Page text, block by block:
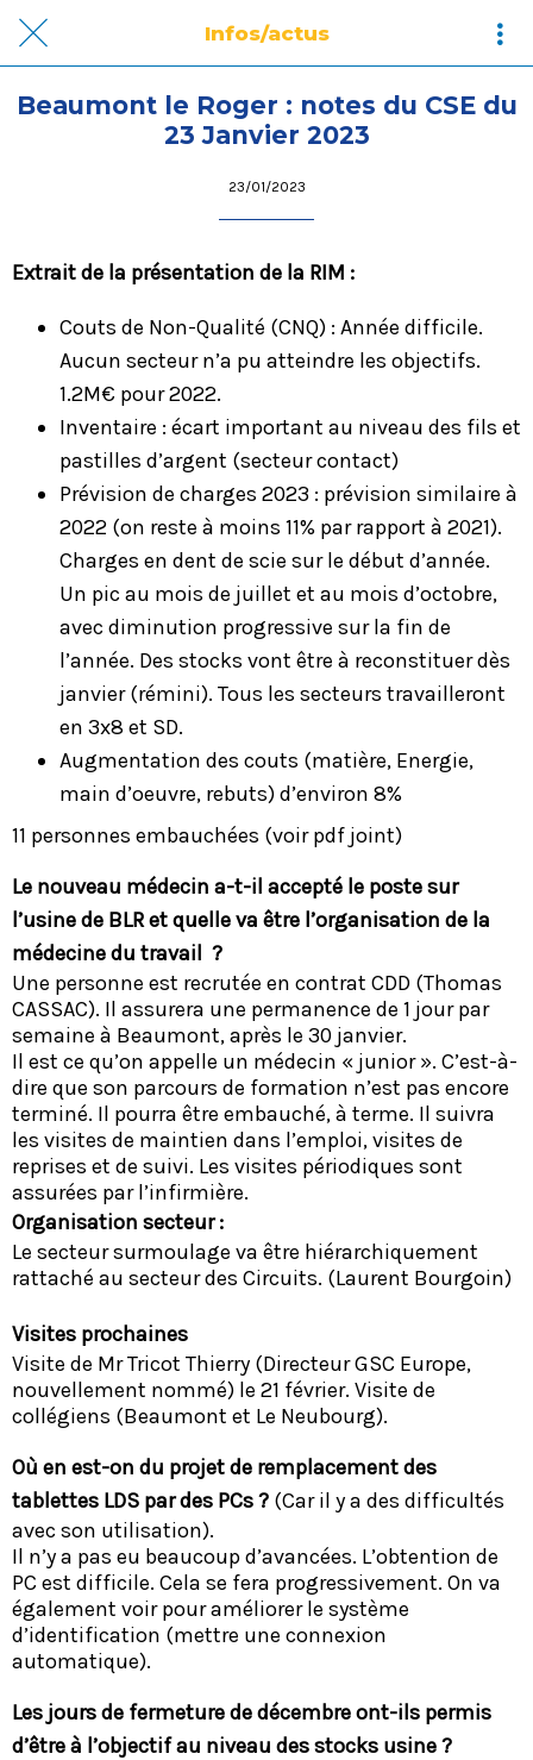
Infos/actus
Beaumont le Roger : notes du CSE du
23 Janvier 2023
23/01/2023
Extrait de la présentation de la RIM :
Couts de Non-Qualité (CNQ) : Année difficile.
Aucun secteur n’a pu atteindre les objectifs.
1.2M€ pour 2022.
Inventaire : écart important au niveau des fils et
pastilles d’argent (secteur contact)
Prévision de charges 2023 : prévision similaire à
2022 (on reste à moins 11% par rapport à 2021).
Charges en dent de scie sur le début d’année.
Un pic au mois de juillet et au mois d’octobre,
avec diminution progressive sur la fin de
l’année. Des stocks vont être à reconstituer dès
janvier (rémini). Tous les secteurs travailleront
en 3x8 et SD.
Augmentation des couts (matière, Energie,
main d’oeuvre, rebuts) d’environ 8%
11 personnes embauchées (voir pdf joint)
Le nouveau médecin a-t-il accepté le poste sur
l’usine de BLR et quelle va être l’organisation de la
médecine du travail ?
Une personne est recrutée en contrat CDD (Thomas
CASSAC). Il assurera une permanence de 1 jour par
semaine à Beaumont, après le 30 janvier.
Il est ce qu’on appelle un médecin « junior ». C’est-à-
dire que son parcours de formation n’est pas encore
terminé. Il pourra être embauché, à terme. Il suivra
les visites de maintien dans l’emploi, visites de
reprises et de suivi. Les visites périodiques sont
assurées par l’infirmière.
Organisation secteur :
Le secteur surmoulage va être hiérarchiquement
rattaché au secteur des Circuits. (Laurent Bourgoin)
Visites prochaines
Visite de Mr Tricot Thierry (Directeur GSC Europe,
nouvellement nommé) le 21 février. Visite de
collégiens (Beaumont et Le Neubourg).
Où en est-on du projet de remplacement des
tablettes LDS par des PCs ? (Car il y a des difficultés
avec son utilisation).
Il n’y a pas eu beaucoup d’avancées. L’obtention de
PC est difficile. Cela se fera progressivement. On va
également voir pour améliorer le système
d’identification (mettre une connexion
automatique).
Les jours de fermeture de décembre ont-ils permis
d’être à l’objectif au niveau des stocks usine ?